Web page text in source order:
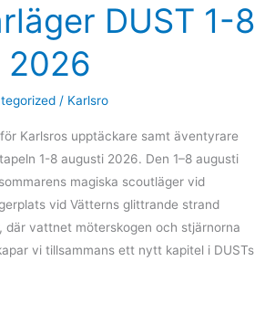
DUST 1-8
2026
/ Karlsro
Karlsros upptäckare samt äventyrare
1-8 augusti 2026. Den 1–8 augusti
magiska scoutläger vid
vid Vätterns glittrande strand
där vattnet möterskogen och stjärnorna
vi tillsammans ett nytt kapitel i DUSTs